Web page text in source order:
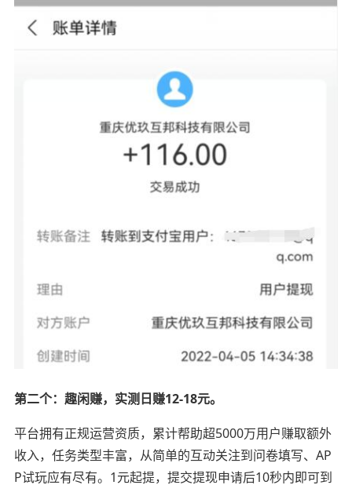
第二个：趣闲赚，实测日赚12-18元。
平台拥有正规运营资质，累计帮助超5000万用户赚取额外
收入，任务类型丰富，从简单的互动关注到问卷填写、AP
P试玩应有尽有。1元起提，提交提现申请后10秒内即可到